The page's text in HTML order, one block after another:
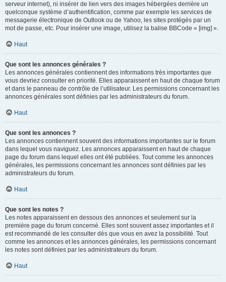
serveur internet), ni insérer de lien vers des images hébergées derrière un
quelconque système d’authentification, comme par exemple les services de
messagerie électronique de Outlook ou de Yahoo, les sites protégés par un
mot de passe, etc. Pour insérer une image, utilisez la balise BBCode « [img] ».
Haut
Que sont les annonces générales ?
Les annonces générales contiennent des informations très importantes que
vous devriez consulter en priorité. Elles apparaissent en haut de chaque forum
et dans le panneau de contrôle de l’utilisateur. Les permissions concernant les
annonces générales sont définies par les administrateurs du forum.
Haut
Que sont les annonces ?
Les annonces contiennent souvent des informations importantes sur le forum
dans lequel vous naviguez. Les annonces apparaissent en haut de chaque
page du forum dans lequel elles ont été publiées. Tout comme les annonces
générales, les permissions concernant les annonces sont définies par les
administrateurs du forum.
Haut
Que sont les notes ?
Les notes apparaissent en dessous des annonces et seulement sur la
première page du forum concerné. Elles sont souvent assez importantes et il
est recommandé de les consulter dès que vous en avez la possibilité. Tout
comme les annonces et les annonces générales, les permissions concernant
les notes sont définies par les administrateurs du forum.
Haut